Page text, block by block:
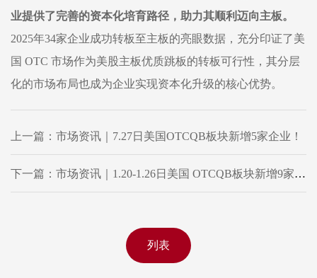
业提供了完善的资本化培育路径，助力其顺利迈向主板。
2025年34家企业成功转板至主板的亮眼数据，充分印证了美
国 OTC 市场作为美股主板优质跳板的转板可行性，其分层
化的市场布局也成为企业实现资本化升级的核心优势。
上一篇：市场资讯｜7.27日美国OTCQB板块新增5家企业！
下一篇：市场资讯｜1.20-1.26日美国 OTCQB板块新增9家企业！
列表